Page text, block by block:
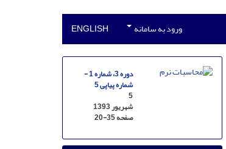
ورود به سامانه ENGLISH
دوره 3، شماره 1 -
شماره پیاپی 5
5
شهریور 1393
صفحه20-35